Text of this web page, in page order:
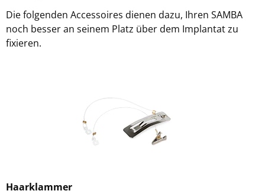
Die folgenden Accessoires dienen dazu, Ihren SAMBA
noch besser an seinem Platz über dem Implantat zu
fixieren.
Haarklammer